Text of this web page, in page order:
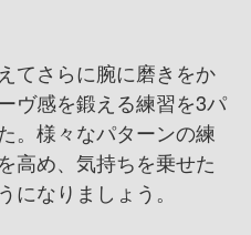
さらに腕に磨きをか
ヴ感を鍛える練習を3パ
。様々なパターンの練
高め、気持ちを乗せた
になりましょう。